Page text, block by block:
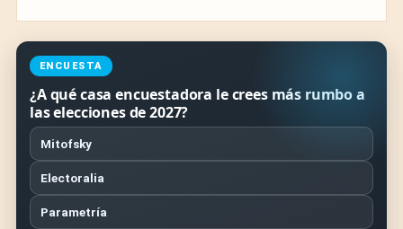
ENCUESTA
¿A qué casa encuestadora le crees más rumbo a
las elecciones de 2027?
Mitofsky
Electoralia
Parametría